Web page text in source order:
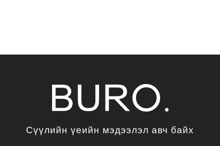
Сүүлийн үеийн мэдээлэл авч байх